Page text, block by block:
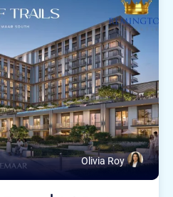
Olivia Roy